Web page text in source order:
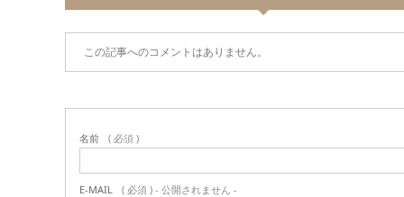
この記事へのコメントはありません。
名前 ( 必須 )
E-MAIL ( 必須 ) - 公開されません -